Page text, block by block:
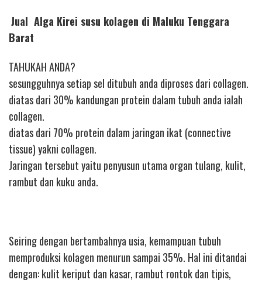
Jual Alga Kirei susu kolagen di Maluku Tenggara
Barat
TAHUKAH ANDA?
sesungguhnya setiap sel ditubuh anda diproses dari collagen.
diatas dari 30% kandungan protein dalam tubuh anda ialah
collagen.
diatas dari 70% protein dalam jaringan ikat (connective
tissue) yakni collagen.
Jaringan tersebut yaitu penyusun utama organ tulang, kulit,
rambut dan kuku anda.
Seiring dengan bertambahnya usia, kemampuan tubuh
memproduksi kolagen menurun sampai 35%. Hal ini ditandai
dengan: kulit keriput dan kasar, rambut rontok dan tipis,